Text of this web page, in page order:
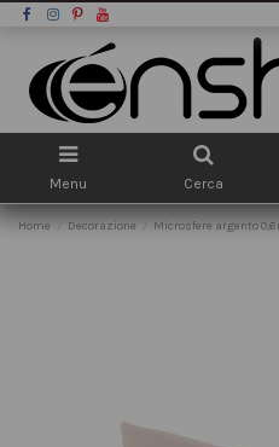
Menu Cerca
Home Decorazione Microsfere argento